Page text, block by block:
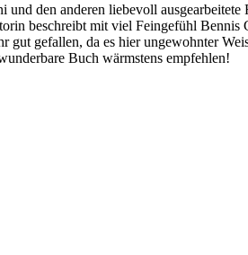
den anderen liebevoll
beschreibt mit viel Feingefühl Bennis
gut gefallen, da es hier ungewohnter
Buch wärmstens empfehlen!